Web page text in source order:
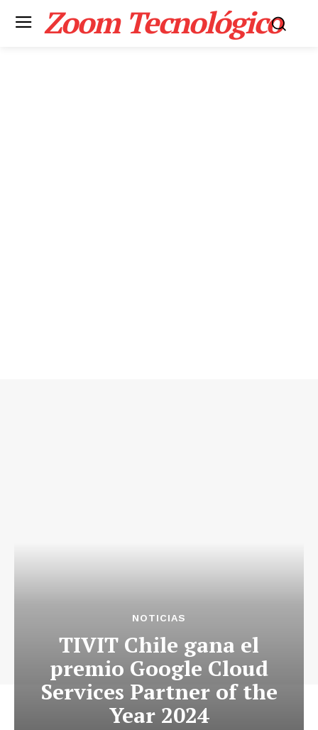
Zoom Tecnológico
NOTICIAS
TIVIT Chile gana el
premio Google Cloud
Services Partner of the
Year 2024